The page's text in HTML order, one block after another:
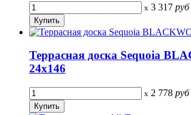
x 3 317 руб
Террасная доска Sequoia
24х146
x 2 778 руб